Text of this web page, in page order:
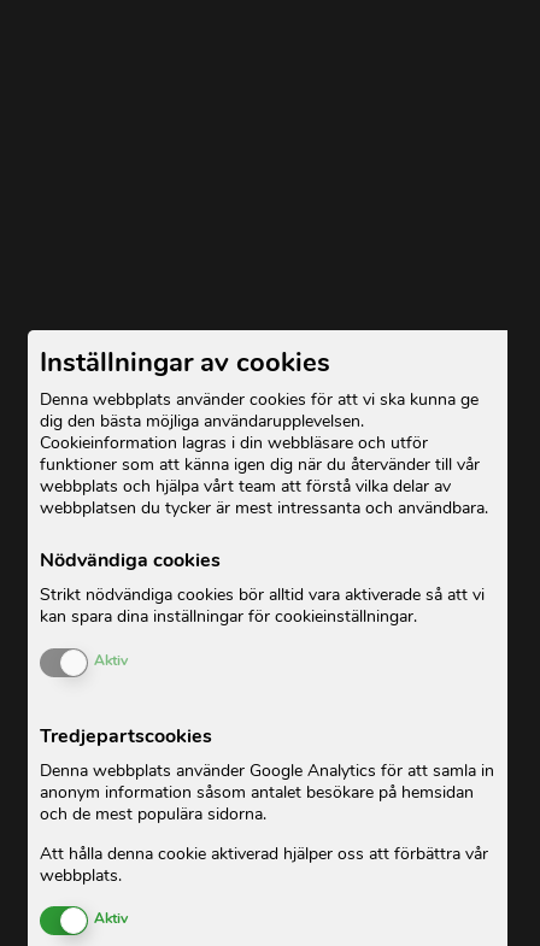
Inställningar av cookies
Denna webbplats använder cookies för att vi ska kunna ge
dig den bästa möjliga användarupplevelsen.
Cookieinformation lagras i din webbläsare och utför
funktioner som att känna igen dig när du återvänder till vår
webbplats och hjälpa vårt team att förstå vilka delar av
webbplatsen du tycker är mest intressanta och användbara.
Nödvändiga cookies
Strikt nödvändiga cookies bör alltid vara aktiverade så att vi
kan spara dina inställningar för cookieinställningar.
Enable or Disable Cookies
Aktiv
Tredjepartscookies
Denna webbplats använder Google Analytics för att samla in
anonym information såsom antalet besökare på hemsidan
och de mest populära sidorna.
Att hålla denna cookie aktiverad hjälper oss att förbättra vår
webbplats.
Enable or Disable Cookies
Aktiv